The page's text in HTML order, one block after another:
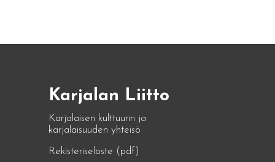
Karjalan Liitto
Karjalaisen kulttuurin ja
karjalaisuuden yhteisö
Rekisteriseloste (pdf)